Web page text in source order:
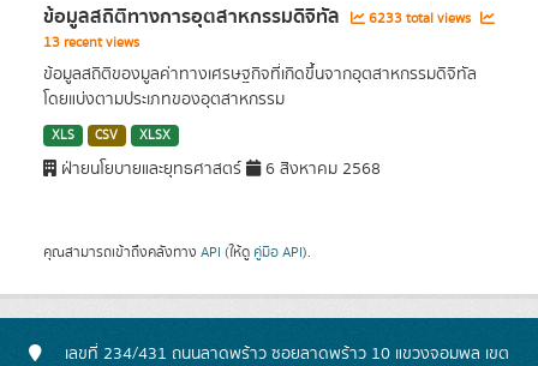
ข้อมูลสถิติทางการอุตสาหกรรมดิจิทัล
6233 total views
13 recent views
ข้อมูลสถิติของมูลค่าทางเศรษฐกิจที่เกิดขึ้นจากอุตสาหกรรมดิจิทัล
โดยแบ่งตามประเภทของอุตสาหกรรม
XLS CSV XLSX
ฝ่ายนโยบายและยุทธศาสตร์ 6 สิงหาคม 2568
คุณสามารถเข้าถึงคลังทาง API (ให้ดู คู่มือ API).
เลขที่ 234/431 ถนนลาดพร้าว ซอยลาดพร้าว 10 แขวงจอมพล เขต